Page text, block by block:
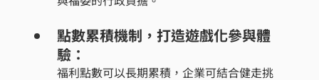
點數累積機制，打造遊戲化參與體
驗：
福利點數可以長期累積，企業可結合健走挑